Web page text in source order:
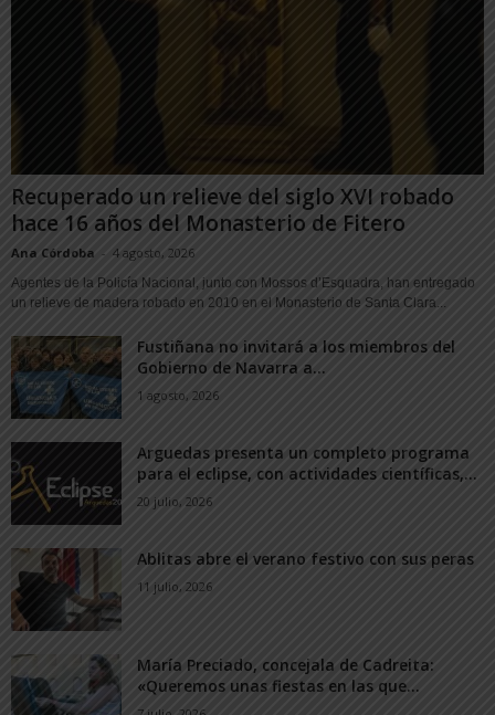
Recuperado un relieve del siglo XVI robado
hace 16 años del Monasterio de Fitero
Ana Córdoba - 4 agosto, 2026
Agentes de la Policía Nacional, junto con Mossos d’Esquadra, han entregado
un relieve de madera robado en 2010 en el Monasterio de Santa Clara...
Fustiñana no invitará a los miembros del
Gobierno de Navarra a...
1 agosto, 2026
Arguedas presenta un completo programa
para el eclipse, con actividades científicas,...
20 julio, 2026
Ablitas abre el verano festivo con sus peras
11 julio, 2026
María Preciado, concejala de Cadreita:
«Queremos unas fiestas en las que...